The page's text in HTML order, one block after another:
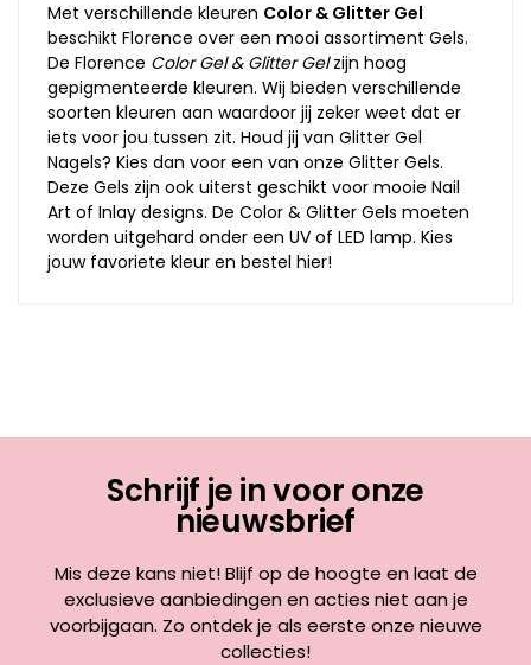
Met verschillende kleuren Color & Glitter Gel
beschikt Florence over een mooi assortiment Gels.
De Florence Color Gel & Glitter Gelzijn hoog
gepigmenteerde kleuren. Wij bieden verschillende
soorten kleuren aan waardoor jij zeker weet dat er
iets voor jou tussen zit. Houd jij van Glitter Gel
Nagels? Kies dan voor een van onze Glitter Gels.
Deze Gels zijn ook uiterst geschikt voor mooie Nail
Art of Inlay designs. De Color & Glitter Gels moeten
worden uitgehard onder een UV of LED lamp. Kies
jouw favoriete kleur en bestel hier!
Schrijf je in voor onze
nieuwsbrief
Mis deze kans niet! Blijf op de hoogte en laat de
exclusieve aanbiedingen en acties niet aan je
voorbijgaan. Zo ontdek je als eerste onze nieuwe
collecties!